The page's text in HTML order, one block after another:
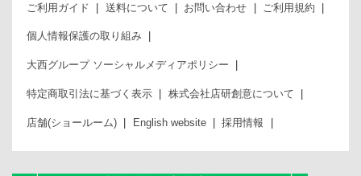
ご利用ガイド 送料について お問い合わせ ご利用規約
個人情報保護の取り組み
大西グループ ソーシャルメディアポリシー
特定商取引法に基づく表示 株式会社店研創意について
店舗(ショールーム) English website 採用情報